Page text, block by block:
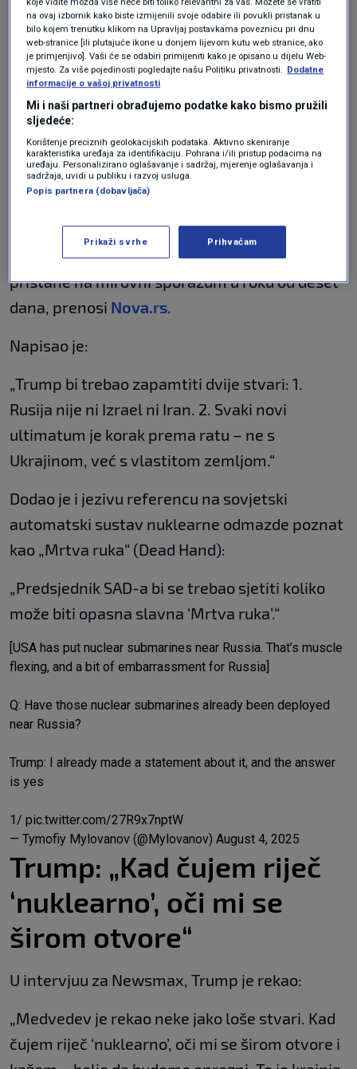
“theatrical & Trumpian.” One paper: “The US President both
threatens Russia & tries to do a deal with it.”
#ReadingRussia pic.twitter.com/aTFfw5dx4b
— Steve Rosenberg (@BBCSteveR)August 4, 2025
Twitter eskalacija s
nuklearnim posljedicama
Medvedev, poznat po kasnonoćnim objavama
otišao je korak dalje. Kritizirao je Trumpov
prijedlog o novim sankcijama ako Rusija ne
pristane na mirovni sporazum u roku od deset
dana, prenosi Nova.rs.
Napisao je:
„Trump bi trebao zapamtiti dvije stvari: 1.
Rusija nije ni Izrael ni Iran. 2. Svaki novi
ultimatum je korak prema ratu – ne s
Ukrajinom, već s vlastitom zemljom.“
Dodao je i jezivu referencu na sovjetski
automatski sustav nuklearne odmazde poznat
kao „Mrtva ruka“ (Dead Hand):
„Predsjednik SAD-a bi se trebao sjetiti koliko
može biti opasna slavna ‘Mrtva ruka’.“
[USA has put nuclear submarines near Russia. That’s muscle
flexing, and a bit of embarrassment for Russia]
Q: Have those nuclear submarines already been deployed
near Russia?
Trump: I already made a statement about it, and the answer
is yes
1/ pic.twitter.com/27R9x7nptW
— Tymofiy Mylovanov (@Mylovanov) August 4, 2025
Trump: „Kad čujem riječ
‘nuklearno’, oči mi se
širom otvore“
U intervjuu za Newsmax, Trump je rekao:
„Medvedev je rekao neke jako loše stvari. Kad
čujem riječ ‘nuklearno’, oči mi se širom otvore i
na ovaj izbornik kako biste izmijenili svoje odabire ili povukli pristanak u
bilo kojem trenutku klikom na Upravljaj postavkama poveznicu pri dnu
web-stranice [ili plutajuće ikone u donjem lijevom kutu web stranice, ako
je primjenjivo]. Vaši će se odabiri primijeniti kako je opisano u dijelu Web-
mjesto. Za više pojedinosti pogledajte našu Politiku privatnosti. Dodatne
informacije o vašoj privatnosti
Mi i naši partneri obrađujemo podatke kako bismo pružili
sljedeće:
Korištenje preciznih geolokacijskih podataka. Aktivno skeniranje
karakteristika uređaja za identifikaciju. Pohrana i/ili pristup podacima na
uređaju. Personalizirano oglašavanje i sadržaj, mjerenje oglašavanja i
sadržaja, uvidi u publiku i razvoj usluga.
Popis partnera (dobavljača)
Prikaži svrhe Prihvaćam